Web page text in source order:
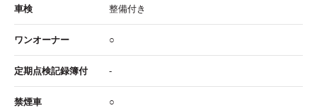
車検 整備付き
ワンオーナー ○
定期点検記録簿付 -
禁煙車 ○